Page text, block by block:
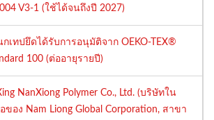
V3-1 (ใช้ได้จนถึงปี 2027)
กเทปยึดได้รับการอนุมัติจาก OEKO-TEX®
100 (ต่ออายุรายปี)
NanXiong Polymer Co., Ltd. (บริษัทใน
อของ Nam Liong Global Corporation, สาขา